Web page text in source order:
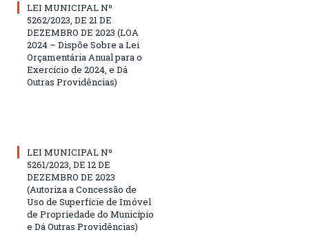
LEI MUNICIPAL Nº
5262/2023, DE 21 DE
DEZEMBRO DE 2023 (LOA
2024 – Dispõe Sobre a Lei
Orçamentária Anual para o
Exercício de 2024, e Dá
Outras Providências)
LEI MUNICIPAL Nº
5261/2023, DE 12 DE
DEZEMBRO DE 2023
(Autoriza a Concessão de
Uso de Superfície de Imóvel
de Propriedade do Município
e Dá Outras Providências)